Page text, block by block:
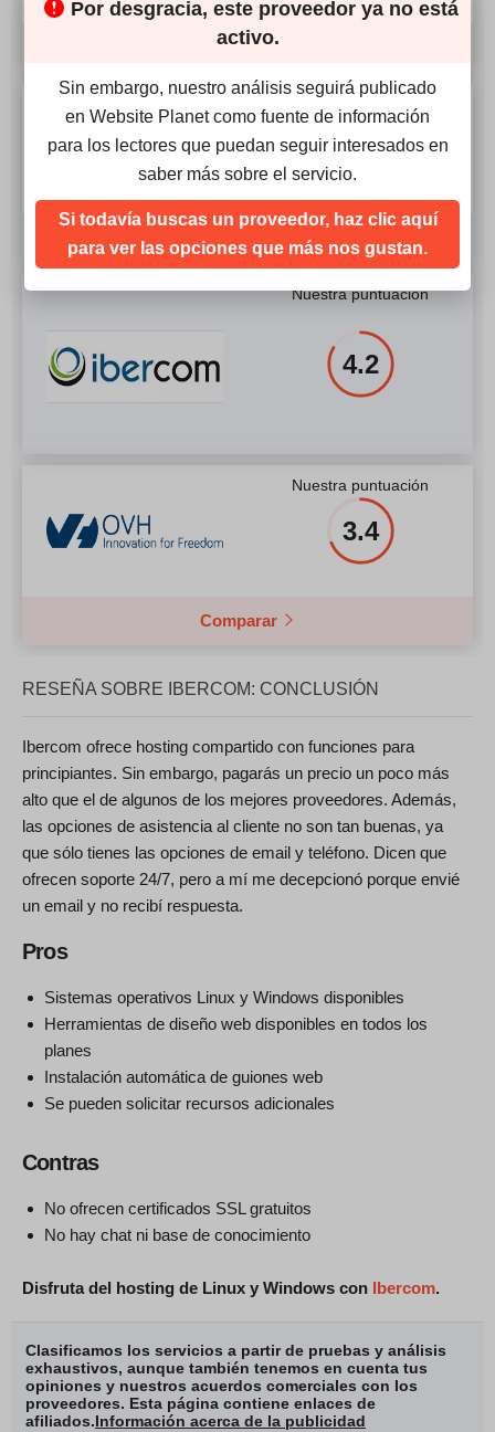
Comparar
Nuestra puntuación
4.9
Comparar
Nuestra puntuación
4.2
Nuestra puntuación
3.4
Comparar
RESEÑA SOBRE IBERCOM: CONCLUSIÓN
Ibercom ofrece hosting compartido con funciones para
principiantes. Sin embargo, pagarás un precio un poco más
alto que el de algunos de los mejores proveedores. Además,
las opciones de asistencia al cliente no son tan buenas, ya
que sólo tienes las opciones de email y teléfono. Dicen que
ofrecen soporte 24/7, pero a mí me decepcionó porque envié
un email y no recibí respuesta.
Pros
Sistemas operativos Linux y Windows disponibles
Herramientas de diseño web disponibles en todos los
planes
Instalación automática de guiones web
Se pueden solicitar recursos adicionales
Contras
No ofrecen certificados SSL gratuitos
No hay chat ni base de conocimiento
Disfruta del hosting de Linux y Windows con Ibercom.
Clasificamos los servicios a partir de pruebas y análisis
exhaustivos, aunque también tenemos en cuenta tus
opiniones y nuestros acuerdos comerciales con los
proveedores. Esta página contiene enlaces de
afiliados.Información acerca de la publicidad
Por desgracia, este proveedor ya no está
activo.
Sin embargo, nuestro análisis seguirá publicado
en Website Planet como fuente de información
para los lectores que puedan seguir interesados en
saber más sobre el servicio.
Si todavía buscas un proveedor, haz clic aquí
para ver las opciones que más nos gustan.